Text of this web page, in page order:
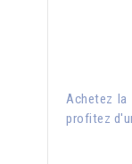
Achetez la
profitez